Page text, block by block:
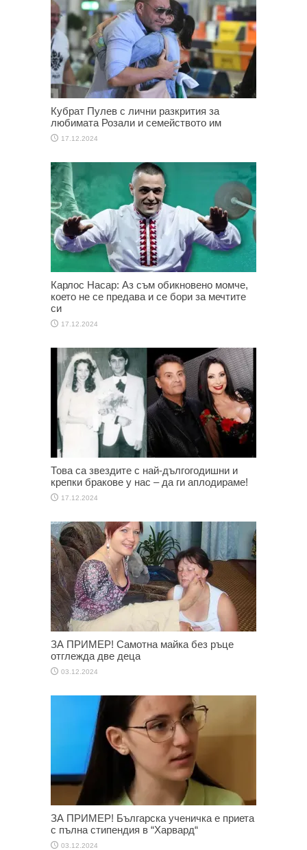
Кубрат Пулев с лични разкрития за
любимата Розали и семейството им
17.12.2024
Карлос Насар: Аз съм обикновено момче,
което не се предава и се бори за мечтите
си
17.12.2024
Това са звездите с най-дългогодишни и
крепки бракове у нас – да ги аплодираме!
17.12.2024
ЗА ПРИМЕР! Самотна майка без ръце
отглежда две деца
03.12.2024
ЗА ПРИМЕР! Българска ученичка е приета
с пълна стипендия в “Харвард“
03.12.2024